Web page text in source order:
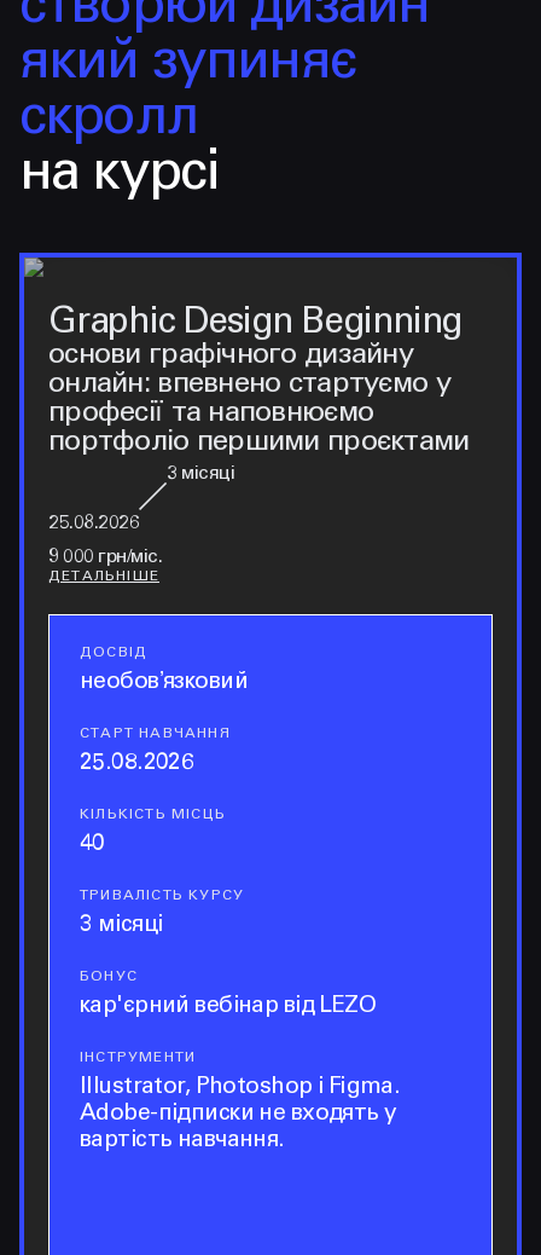
який зупиняє
скролл
на курсі
Graphic Design Beginning
основи графічного дизайну
онлайн: впевнено стартуємо у
професії та наповнюємо
портфоліо першими проєктами
25.08.2026
3 місяці
9 000 грн/міс.
ДЕТАЛЬНІШЕ
досвід
ДОСВІД
необовʼязковий
старт навчання
СТАРТ НАВЧАННЯ
25.08.2026
кількість місць
КІЛЬКІСТЬ МІСЦЬ
40
тривалість курсу
ТРИВАЛІСТЬ КУРСУ
3 місяці
бонус
БОНУС
кар'єрний вебінар від LEZO
інструменти
ІНСТРУМЕНТИ
Illustrator, Photoshop і Figma.
Adobe-підписки не входять у
вартість навчання.